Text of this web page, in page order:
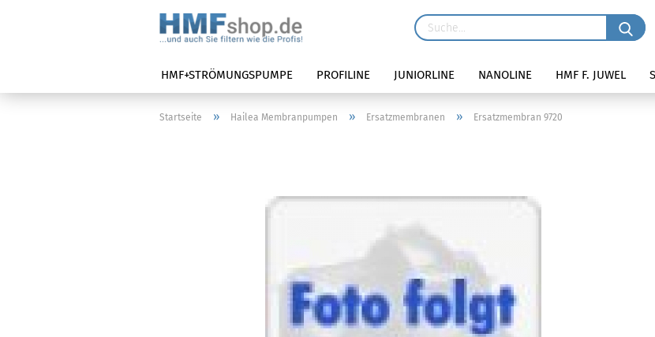
HMF+STRÖMUNGSPUMPE PROFILINE JUNIORLINE NANOLINE HMF F. JUWEL
Startseite » Hailea Membranpumpen » Ersatzmembranen » Ersatzmembran 9720